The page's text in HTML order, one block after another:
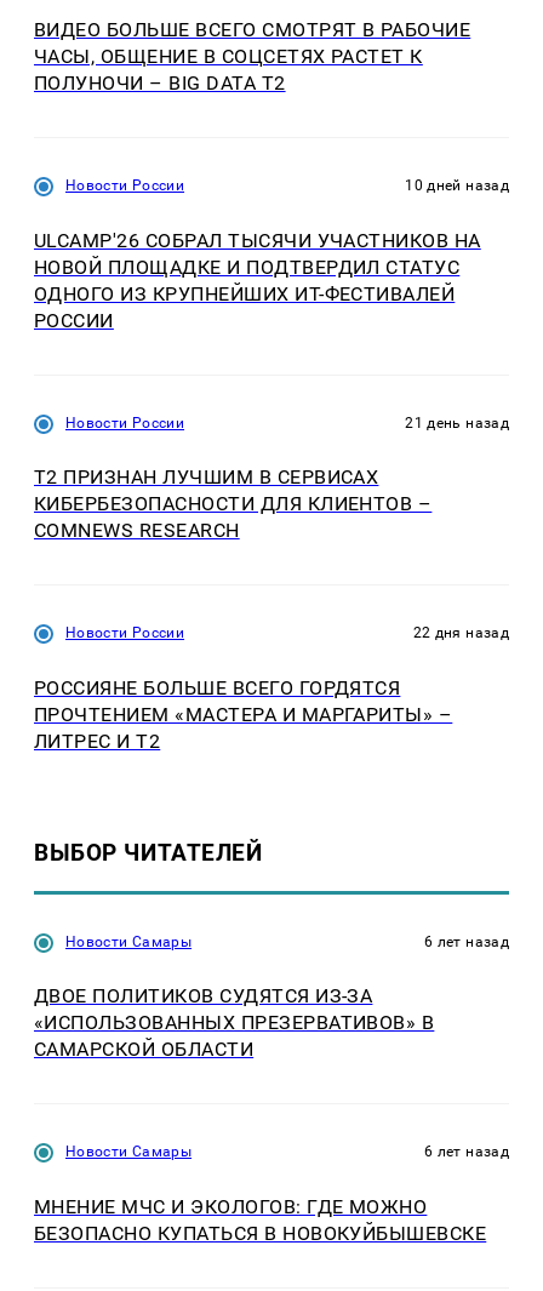
ВИДЕО БОЛЬШЕ ВСЕГО СМОТРЯТ В РАБОЧИЕ
ЧАСЫ, ОБЩЕНИЕ В СОЦСЕТЯХ РАСТЕТ К
ПОЛУНОЧИ – BIG DATA T2
Новости России 10 дней назад
ULCAMP'26 СОБРАЛ ТЫСЯЧИ УЧАСТНИКОВ НА
НОВОЙ ПЛОЩАДКЕ И ПОДТВЕРДИЛ СТАТУС
ОДНОГО ИЗ КРУПНЕЙШИХ ИТ-ФЕСТИВАЛЕЙ
РОССИИ
Новости России 21 день назад
T2 ПРИЗНАН ЛУЧШИМ В СЕРВИСАХ
КИБЕРБЕЗОПАСНОСТИ ДЛЯ КЛИЕНТОВ –
COMNEWS RESEARCH
Новости России 22 дня назад
РОССИЯНЕ БОЛЬШЕ ВСЕГО ГОРДЯТСЯ
ПРОЧТЕНИЕМ «МАСТЕРА И МАРГАРИТЫ» –
ЛИТРЕС И T2
ВЫБОР ЧИТАТЕЛЕЙ
Новости Самары 6 лет назад
ДВОЕ ПОЛИТИКОВ СУДЯТСЯ ИЗ-ЗА
«ИСПОЛЬЗОВАННЫХ ПРЕЗЕРВАТИВОВ» В
САМАРСКОЙ ОБЛАСТИ
Новости Самары 6 лет назад
МНЕНИЕ МЧС И ЭКОЛОГОВ: ГДЕ МОЖНО
БЕЗОПАСНО КУПАТЬСЯ В НОВОКУЙБЫШЕВСКЕ